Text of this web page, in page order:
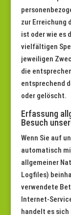
zur Erreichung
ist oder wie es
vielfältigen
jeweiligen
die
entsprechend
oder gelöscht.
Erfassung
Besuch
Wenn Sie auf
automatisch
allgemeiner
Logfiles)
verwendete
Internet-
handelt es